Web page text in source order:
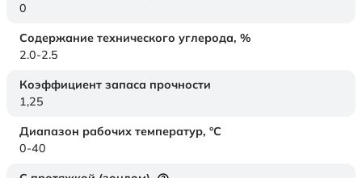
0
Содержание технического углерода, %
2.0-2.5
Коэффициент запаса прочности
1,25
Диапазон рабочих температур, °C
0-40